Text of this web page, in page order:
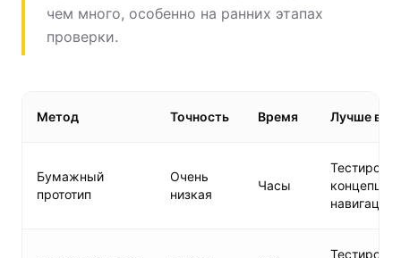
чем много, особенно на ранних этапах
проверки.
Метод Точность Время Лучше
Бумажный
прототип
Очень
низкая
Часы
концепции
навигации